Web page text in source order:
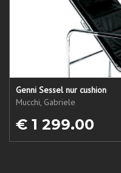
Genni Sessel nur cushion
Mucchi, Gabriele
€ 1 299.00